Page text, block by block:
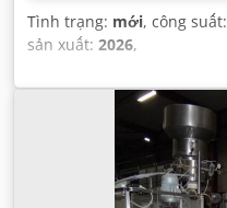
Tình trạng: mới, công suất:
sản xuất: 2026,